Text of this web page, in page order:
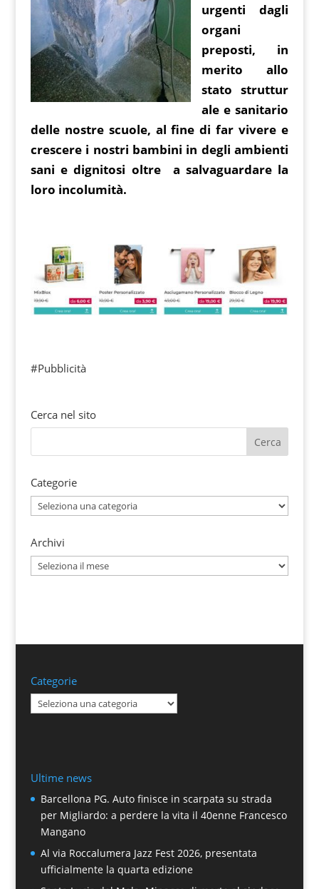
urgenti dagli
organi
preposti, in
merito allo
stato struttur
ale e sanitario
delle nostre scuole, al fine di far vivere e
crescere i nostri bambini in degli ambienti
sani e dignitosi oltre a salvaguardare la
loro incolumità.
#Pubblicità
Cerca nel sito
Categorie
Categorie
Archivi
Archivi
Categorie
Categorie
Ultime news
Barcellona PG. Auto finisce in scarpata su strada
per Migliardo: a perdere la vita il 40enne Francesco
Mangano
Al via Roccalumera Jazz Fest 2026, presentata
ufficialmente la quarta edizione